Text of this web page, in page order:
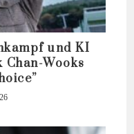
und KI
Wooks